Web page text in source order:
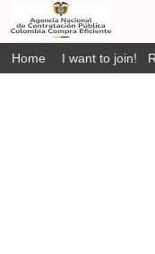
Home I want to join!